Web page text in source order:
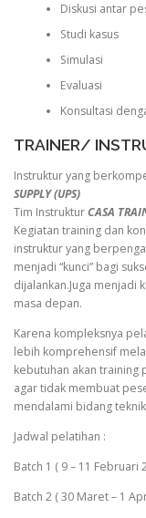
Diskusi antar
Studi kasus
Simulasi
Evaluasi
Konsultasi
TRAINER/
Instruktur yang
SUPPLY (UPS)
Tim InstrukturCASA
Kegiatan training dan
instruktur yang
menjadi “kunci” bagi
dijalankan.Juga menjadi
masa depan.
Karena kompleksnya
lebih komprehensif
kebutuhan akan
agar tidak membuat
mendalami bidang
Jadwal pelatihan :
Batch 1 ( 9 – 11 Februari
Batch 2 ( 30 Maret – 1